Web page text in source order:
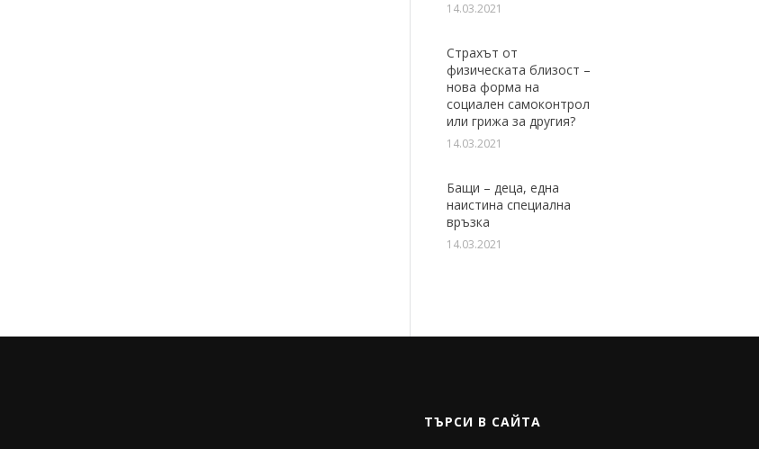
14.03.2021
Страхът от
физическата близост –
нова форма на
социален самоконтрол
или грижа за другия?
14.03.2021
Бащи – деца, една
наистина специална
връзка
14.03.2021
ТЪРСИ В САЙТА